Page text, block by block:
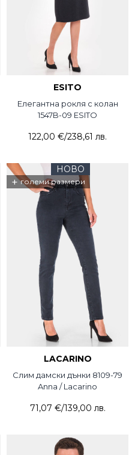
ESITO
Елегантна рокля с колан
1547B-09 ESITO
122,00 €/238,61 лв.
НОВО
+ големи размери
LACARINO
Слим дамски дънки 8109-79
Anna / Lacarino
71,07 €/139,00 лв.